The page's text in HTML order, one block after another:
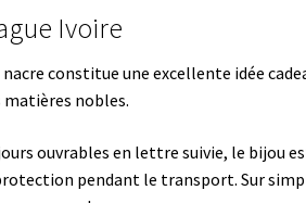
Ivoire
constitue une excellente idée
nobles.
ouvrables en lettre suivie, le bijou
pendant le transport. Sur